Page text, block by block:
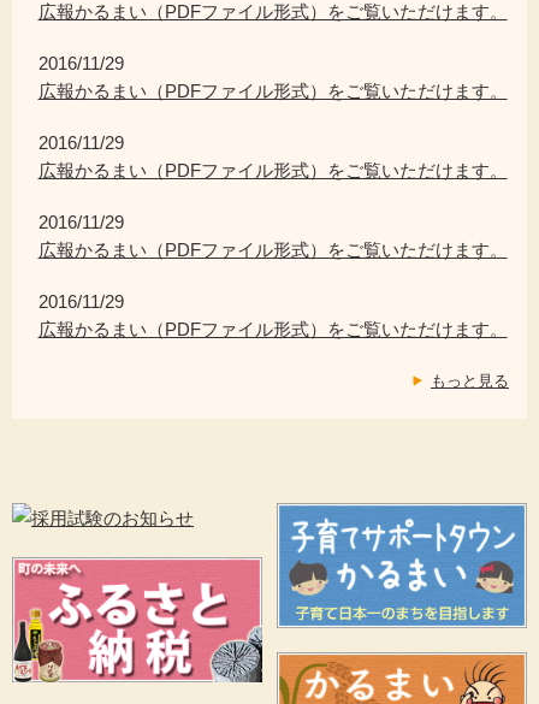
広報かるまい（PDFファイル形式）をご覧いただけます。
2016/11/29
広報かるまい（PDFファイル形式）をご覧いただけます。
2016/11/29
広報かるまい（PDFファイル形式）をご覧いただけます。
2016/11/29
広報かるまい（PDFファイル形式）をご覧いただけます。
2016/11/29
広報かるまい（PDFファイル形式）をご覧いただけます。
もっと見る